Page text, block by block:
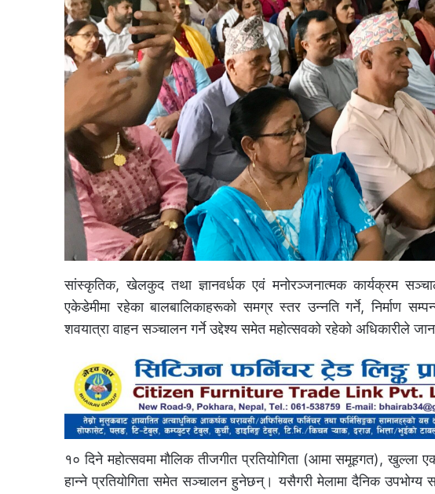
सांस्कृतिक, खेलकुद तथा ज्ञानवर्धक एवं मनोरञ्जनात्मक कार्यक्रम
एकेडेमीमा रहेका बालबालिकाहरूको समग्र स्तर उन्नति गर्ने, निर्माण
शवयात्रा वाहन सञ्चालन गर्ने उद्देश्य समेत महोत्सवको रहेको अधिकारीले
१० दिने महोत्सवमा मौलिक तीजगीत प्रतियोगिता (आमा समूहगत), खुल्ला
हान्ने प्रतियोगिता समेत सञ्चालन हुनेछन्। यसैगरी मेलामा दैनिक उपभोग्य